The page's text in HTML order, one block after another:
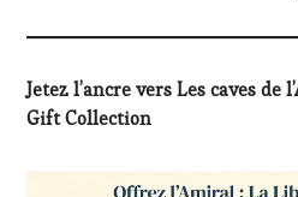
Jetez l’ancre vers Les caves de
Gift Collection